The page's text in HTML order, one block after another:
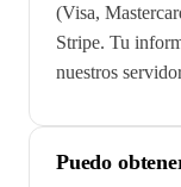
(Visa,
Stripe. Tu
nuestros
Puedo